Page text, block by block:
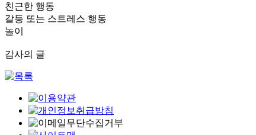
친근한 행동
갈등 또는 스트레스 행동
놀이
감사의 글